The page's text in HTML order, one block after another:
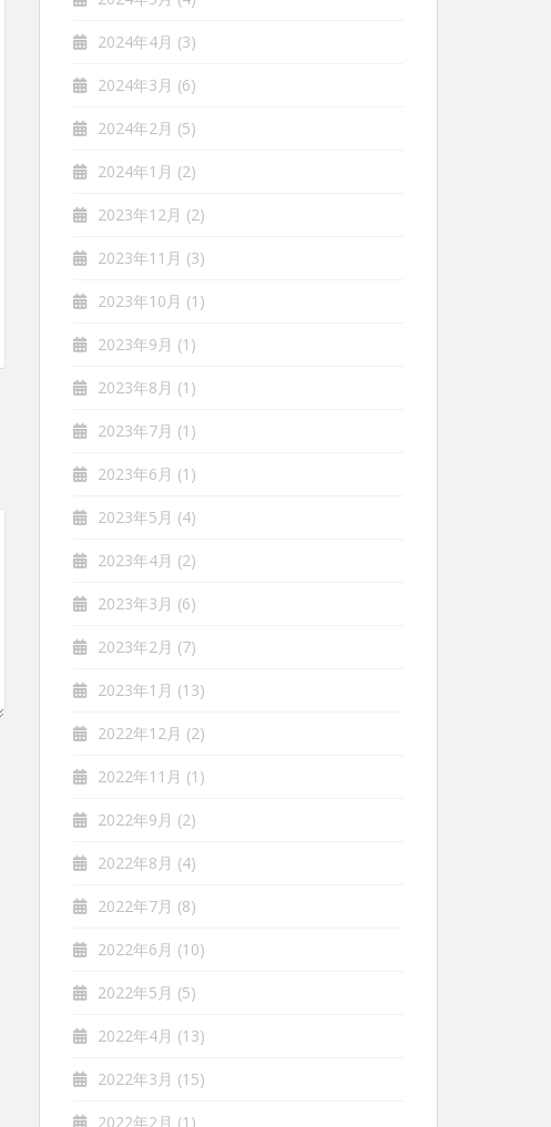
2024年4月 (3)
2024年3月 (6)
2024年2月 (5)
2024年1月 (2)
2023年12月 (2)
2023年11月 (3)
2023年10月 (1)
2023年9月 (1)
2023年8月 (1)
2023年7月 (1)
2023年6月 (1)
2023年5月 (4)
2023年4月 (2)
2023年3月 (6)
2023年2月 (7)
2023年1月 (13)
2022年12月 (2)
2022年11月 (1)
2022年9月 (2)
2022年8月 (4)
2022年7月 (8)
2022年6月 (10)
2022年5月 (5)
2022年4月 (13)
2022年3月 (15)
2022年2月 (1)